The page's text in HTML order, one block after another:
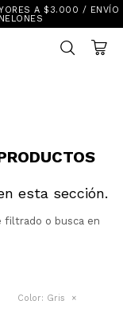
A $3.000 / ENVÍO
esta sección.
o busca en
Color: Gris